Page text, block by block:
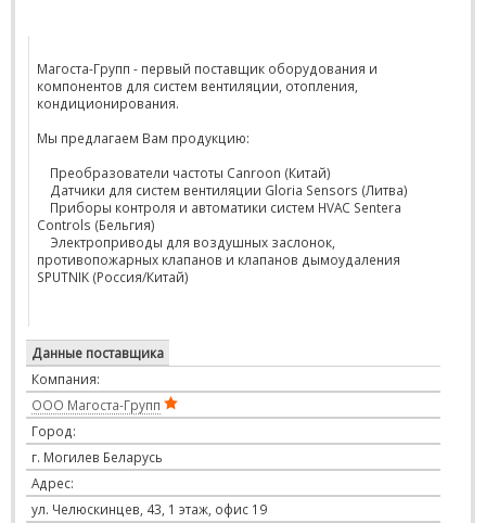
Магоста-Групп - первый поставщик оборудования и
компонентов для систем вентиляции, отопления,
кондиционирования.
Мы предлагаем Вам продукцию:
Преобразователи частоты Canroon (Китай)
Датчики для систем вентиляции Gloria Sensors (Литва)
Приборы контроля и автоматики систем HVAC Sentera
Controls (Бельгия)
Электроприводы для воздушных заслонок,
противопожарных клапанов и клапанов дымоудаления
SPUTNIK (Россия/Китай)
Данные поставщика
Компания:
ООО Магоста-Групп
Город:
г. Могилев Беларусь
Адрес:
ул. Челюскинцев, 43, 1 этаж, офис 19